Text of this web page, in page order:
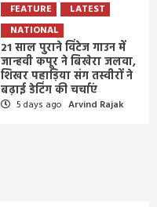
FEATURE
LATEST
NATIONAL
21 साल पुराने विंटेज गाउन में
जान्हवी कपूर ने बिखेरा जलवा,
शिखर पहाड़िया संग तस्वीरों ने
बढ़ाई डेटिंग की चर्चाएं
5 days ago Arvind Rajak